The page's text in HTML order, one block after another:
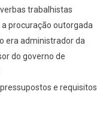
trabalhistas
procuração outorgada
era administrador da
do governo de
e requisitos